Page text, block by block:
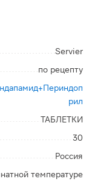
Servier
по рецепту
рил
ТАБЛЕТКИ
30
Россия
температуре